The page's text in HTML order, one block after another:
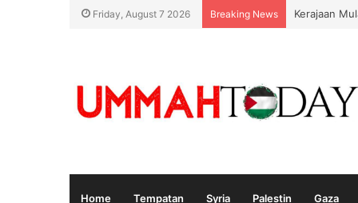
Friday, August 7 2026 Breaking News Kerajaan
Home Tempatan Syria Palestin Gaza